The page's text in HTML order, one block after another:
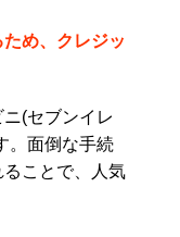
め、クレジッ
(セブンイレ
。面倒な手続
ことで、人気